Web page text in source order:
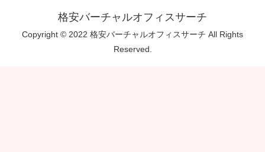
格安バーチャルオフィスサーチ
Copyright © 2022 格安バーチャルオフィスサーチ All Rights
Reserved.